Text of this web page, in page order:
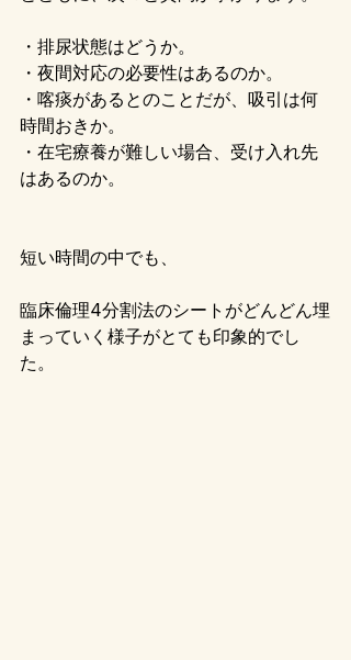
・排尿状態はどうか。
・夜間対応の必要性はあるのか。
・喀痰があるとのことだが、吸引は何
時間おきか。
・在宅療養が難しい場合、受け入れ先
はあるのか。
短い時間の中でも、
臨床倫理4分割法のシートがどんどん埋
まっていく様子がとても印象的でし
た。